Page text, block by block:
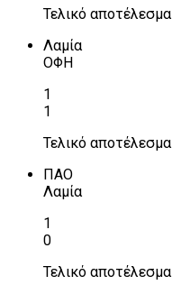
Τελικό αποτέλεσμα
Λαμία
ΟΦΗ
1
1
Τελικό αποτέλεσμα
ΠΑΟ
Λαμία
1
0
Τελικό αποτέλεσμα